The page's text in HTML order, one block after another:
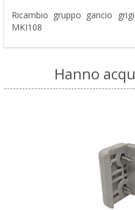
Ricambio gruppo gancio
MKI108
Hanno